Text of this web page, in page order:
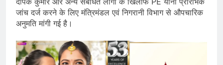
जांच दर्ज करने के लिए मंत्रिमंडल एवं निगरानी विभाग से औपचारिक
अनुमति मांगी गई है।